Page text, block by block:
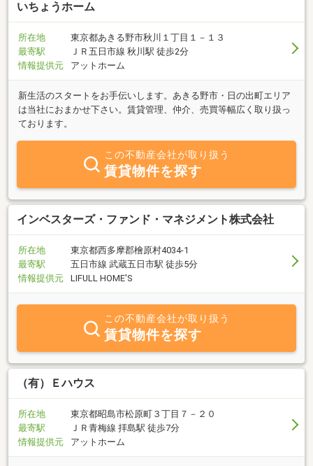
いちょうホーム
所在地
東京都あきる野市秋川１丁目１－１３
最寄駅
ＪＲ五日市線 秋川駅 徒歩2分
情報提供元
アットホーム
新生活のスタートをお手伝いします。あきる野市・日の出町エリア
は当社におまかせ下さい。賃貸管理、仲介、売買等幅広く取り扱っ
ております。
この不動産会社が取り扱う
賃貸物件を探す
インベスターズ・ファンド・マネジメント株式会社
所在地
東京都西多摩郡檜原村4034-1
最寄駅
五日市線 武蔵五日市駅 徒歩5分
情報提供元
LIFULL HOME'S
この不動産会社が取り扱う
賃貸物件を探す
（有）Ｅハウス
所在地
東京都昭島市松原町３丁目７－２０
最寄駅
ＪＲ青梅線 拝島駅 徒歩7分
情報提供元
アットホーム